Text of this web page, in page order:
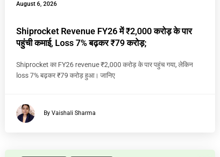
August 6, 2026
Shiprocket Revenue FY26 में ₹2,000 करोड़ के पार
पहुंची कमाई, Loss 7% बढ़कर ₹79 करोड़;
Shiprocket का FY26 revenue ₹2,000 करोड़ के पार पहुंच गया, लेकिन
loss 7% बढ़कर ₹79 करोड़ हुआ। जानिए
By Vaishali Sharma